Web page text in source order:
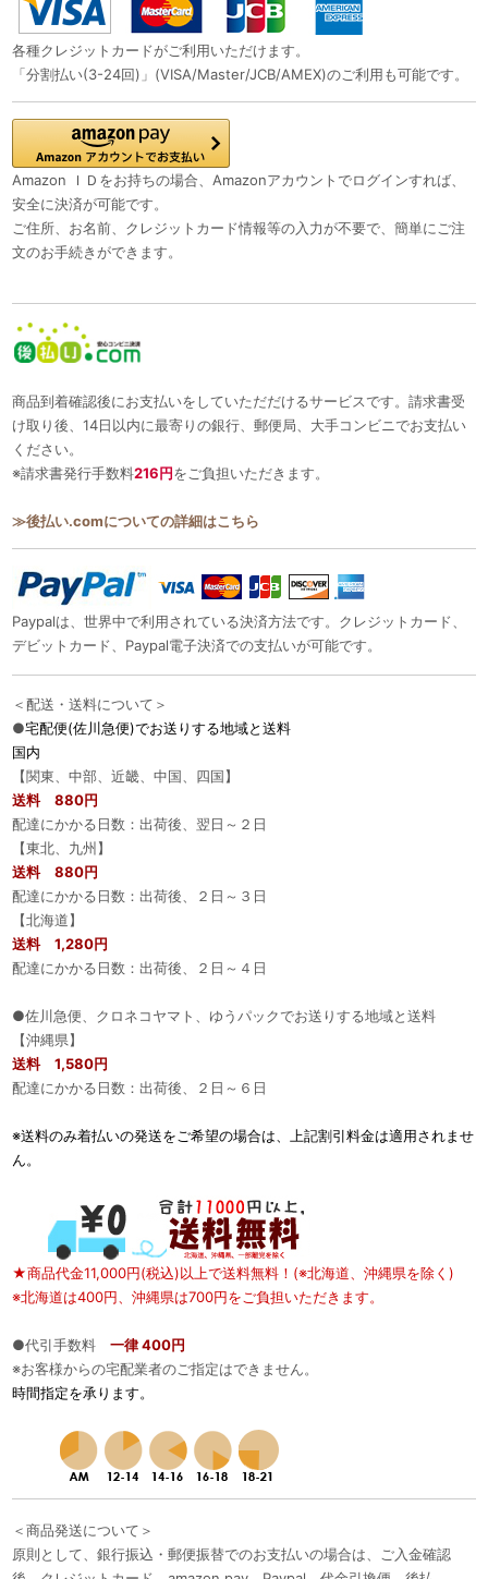
各種クレジットカードがご利用いただけます。
「分割払い(3-24回)」(VISA/Master/JCB/AMEX)のご利用も可能です。
Amazon ＩＤをお持ちの場合、Amazonアカウントでログインすれば、
安全に決済が可能です。
ご住所、お名前、クレジットカード情報等の入力が不要で、簡単にご注
文のお手続きができます。
商品到着確認後にお支払いをしていただだけるサービスです。請求書受
け取り後、14日以内に最寄りの銀行、郵便局、大手コンビニでお支払い
ください。
※請求書発行手数料216円をご負担いただきます。
≫後払い.comについての詳細はこちら
Paypalは、世界中で利用されている決済方法です。クレジットカード、
デビットカード、Paypal電子決済での支払いが可能です。
＜配送・送料について＞
●宅配便(佐川急便)でお送りする地域と送料
国内
【関東、中部、近畿、中国、四国】
送料 880円
配達にかかる日数：出荷後、翌日～２日
【東北、九州】
送料 880円
配達にかかる日数：出荷後、２日～３日
【北海道】
送料 1,280円
配達にかかる日数：出荷後、２日～４日
●佐川急便、クロネコヤマト、ゆうパックでお送りする地域と送料
【沖縄県】
送料 1,580円
配達にかかる日数：出荷後、２日～６日
※送料のみ着払いの発送をご希望の場合は、上記割引料金は適用されませ
ん。
★商品代金11,000円(税込)以上で送料無料！(※北海道、沖縄県を除く)
※北海道は400円、沖縄県は700円をご負担いただきます。
●代引手数料 一律 400円
※お客様からの宅配業者のご指定はできません。
時間指定を承ります。
＜商品発送について＞
原則として、銀行振込・郵便振替でのお支払いの場合は、ご入金確認